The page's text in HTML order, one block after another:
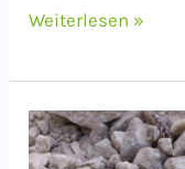
Newsletter
–
Schreibkladde
gewinnen
Weiterlesen »